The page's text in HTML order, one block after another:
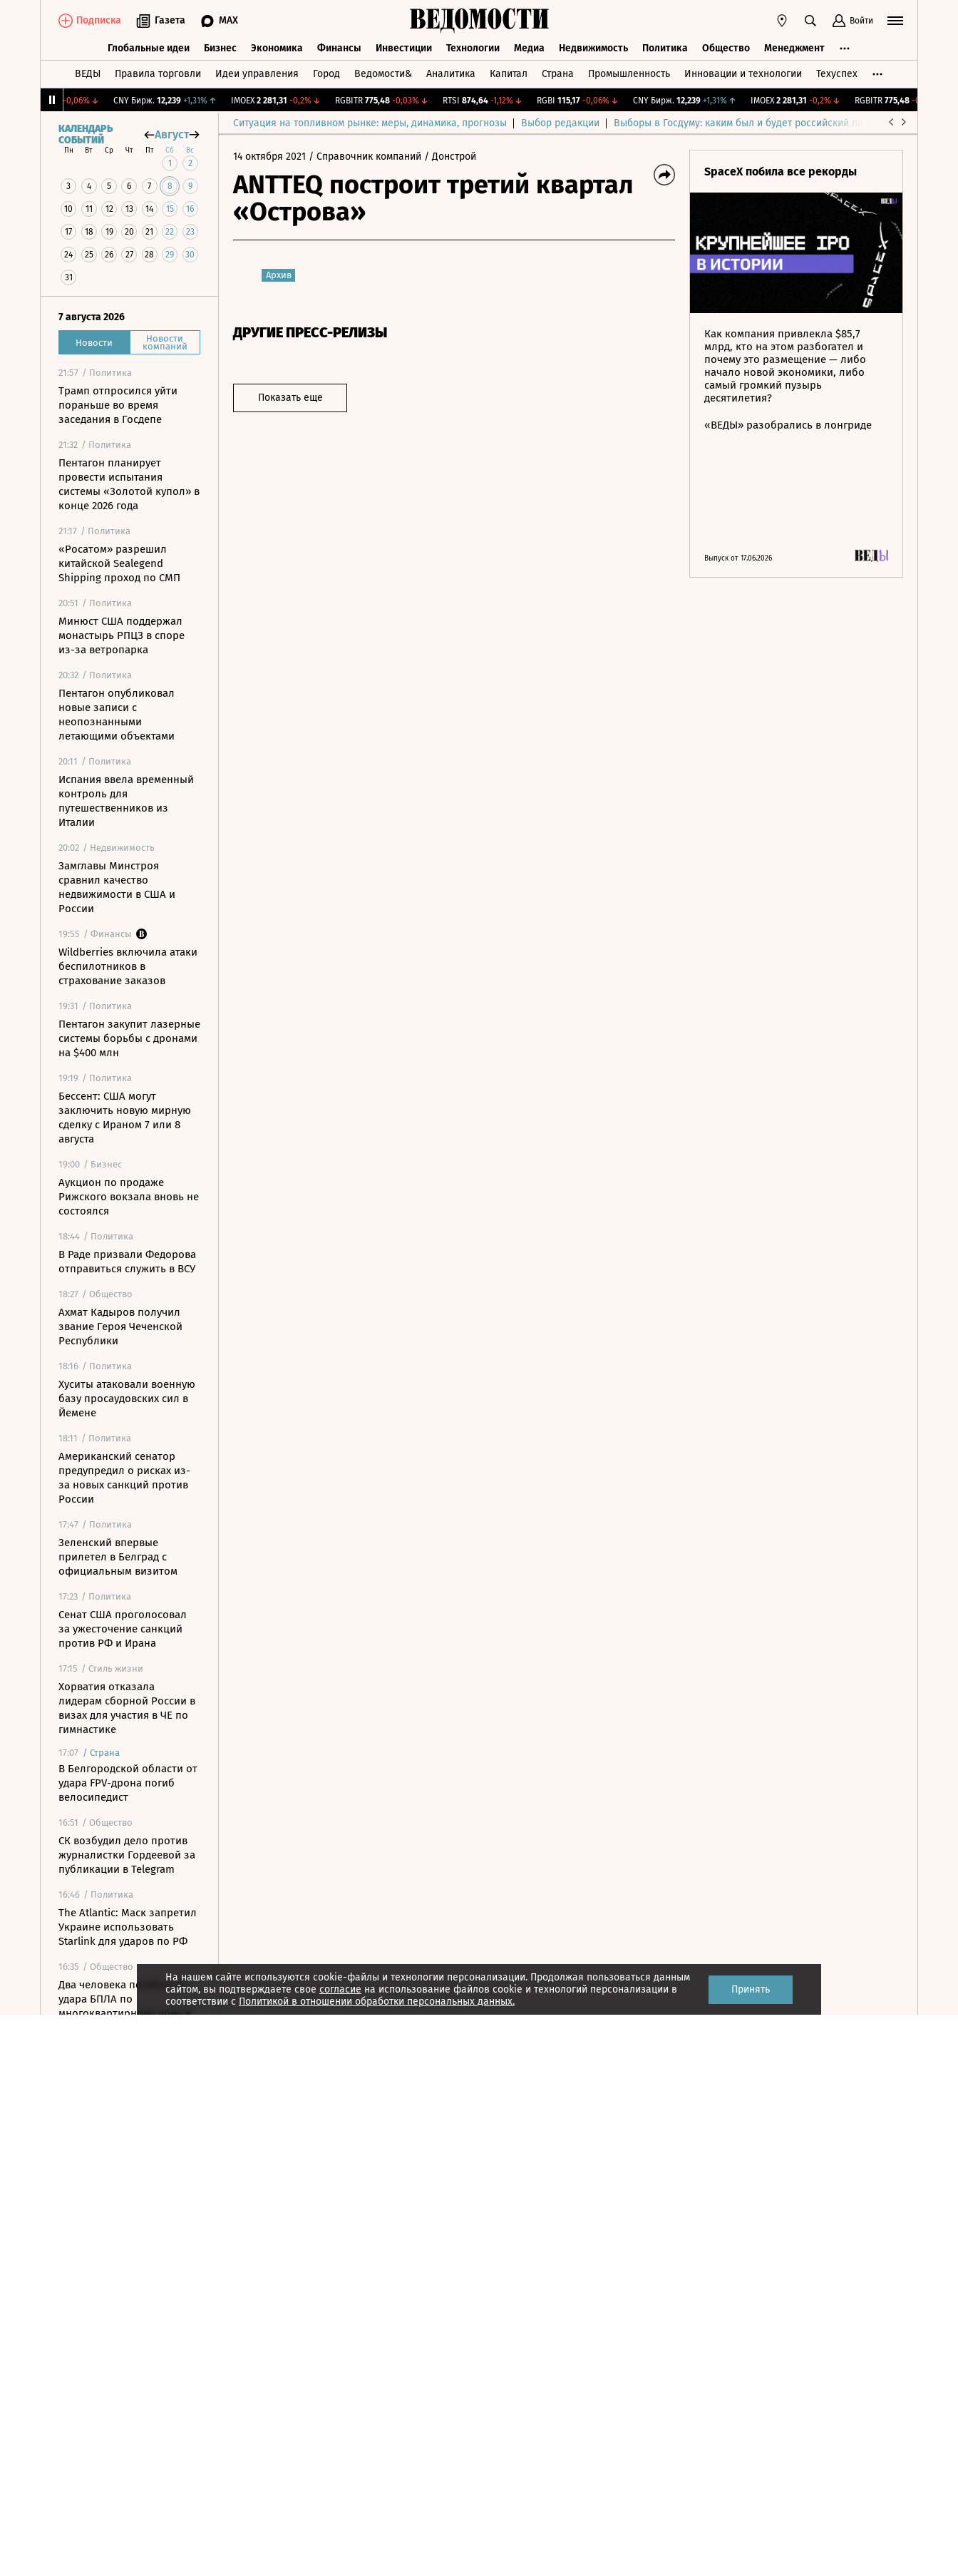
Подписка Газета MAX Войти
Глобальные идеи Бизнес Экономика Финансы Инвестиции Технологии Медиа Недвижимость Политика Общество Менеджмент
ВЕДЫ Правила торговли Идеи управления Город Ведомости& Аналитика Капитал Страна Промышленность Инновации и технологии Техуспех
-0,06%↓ CNY Бирж. 12,239 +1,31%↑ IMOEX 2 281,31 -0,2%↓ RGBITR 775,48 -0,03%↓ RTSI 874,64 -1,12%↓ RGBI 115,17 -0,06%↓ CNY Бирж. 12,239 +1,31%↑ IMOEX 2 281,31 -0,2%↓ RGBITR 775,48 -0,03%
Ситуация на топливном рынке: меры, динамика, прогнозы Выбор редакции Выборы в Госдуму: каким был и будет российский парламент
КАЛЕНДАРЬ
СОБЫТИЙ
Август
Пн Вт Ср Чт Пт Сб Вс
1 2
3 4 5 6 7 8 9
10 11 12 13 14 15 16
17 18 19 20 21 22 23
24 25 26 27 28 29 30
31
7 августа 2026
Новости Новости
компаний
21:57 / Политика
Трамп отпросился уйти
пораньше во время
заседания в Госдепе
21:32 / Политика
Пентагон планирует
провести испытания
системы «Золотой купол» в
конце 2026 года
21:17 / Политика
«Росатом» разрешил
китайской Sealegend
Shipping проход по СМП
20:51 / Политика
Минюст США поддержал
монастырь РПЦЗ в споре
из-за ветропарка
20:32 / Политика
Пентагон опубликовал
новые записи с
неопознанными
летающими объектами
20:11 / Политика
Испания ввела временный
контроль для
путешественников из
Италии
20:02 / Недвижимость
Замглавы Минстроя
сравнил качество
недвижимости в США и
России
19:55 / Финансы
Wildberries включила атаки
беспилотников в
страхование заказов
19:31 / Политика
Пентагон закупит лазерные
системы борьбы с дронами
на $400 млн
19:19 / Политика
Бессент: США могут
заключить новую мирную
сделку с Ираном 7 или 8
августа
19:00 / Бизнес
Аукцион по продаже
Рижского вокзала вновь не
состоялся
18:44 / Политика
В Раде призвали Федорова
отправиться служить в ВСУ
18:27 / Общество
Ахмат Кадыров получил
звание Героя Чеченской
Республики
18:16 / Политика
Хуситы атаковали военную
базу просаудовских сил в
Йемене
18:11 / Политика
Американский сенатор
предупредил о рисках из-
за новых санкций против
России
17:47 / Политика
Зеленский впервые
прилетел в Белград с
официальным визитом
17:23 / Политика
Сенат США проголосовал
за ужесточение санкций
против РФ и Ирана
17:15 / Стиль жизни
Хорватия отказала
лидерам сборной России в
визах для участия в ЧЕ по
гимнастике
17:07 / Страна
В Белгородской области от
удара FPV-дрона погиб
велосипедист
16:51 / Общество
СК возбудил дело против
журналистки Гордеевой за
публикации в Telegram
16:46 / Политика
The Atlantic: Маск запретил
Украине использовать
Starlink для ударов по РФ
16:35 / Общество
Два человека погибли от
удара БПЛА по
многоквартирному дому в
14 октября 2021 / Справочник компаний / Донстрой
ANTTEQ построит третий квартал
«Острова»
Архив
ДРУГИЕ ПРЕСС-РЕЛИЗЫ
Показать еще
SpaceX побила все рекорды
Как компания привлекла $85,7
млрд, кто на этом разбогател и
почему это размещение — либо
начало новой экономики, либо
самый громкий пузырь
десятилетия?
«ВЕДЫ» разобрались в лонгриде
Выпуск от 17.06.2026
На нашем сайте используются cookie-файлы и технологии персонализации. Продолжая пользоваться данным
сайтом, вы подтверждаете свое согласие на использование файлов cookie и технологий персонализации в
соответствии с Политикой в отношении обработки персональных данных.
Принять